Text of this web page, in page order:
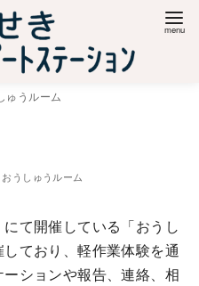
ゅうルーム
おうしゅうルーム
て開催している「おうし
ており、軽作業体験を通
ションや報告、連絡、相